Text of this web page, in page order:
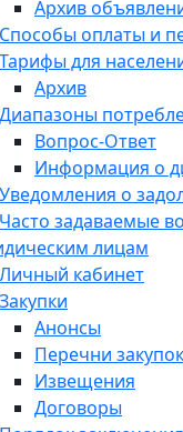
Архив
Способы оплаты и
Тарифы для
Архив
Диапазоны
Вопрос-Ответ
Информация о
Уведомления о
Часто задаваемые
лицам
Личный кабинет
Закупки
Анонсы
Перечни
Извещения
Договоры